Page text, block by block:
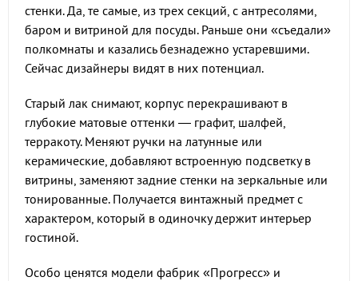
стенки. Да, те самые, из трех секций, с антресолями,
баром и витриной для посуды. Раньше они «съедали»
полкомнаты и казались безнадежно устаревшими.
Сейчас дизайнеры видят в них потенциал.
Старый лак снимают, корпус перекрашивают в
глубокие матовые оттенки — графит, шалфей,
терракоту. Меняют ручки на латунные или
керамические, добавляют встроенную подсветку в
витрины, заменяют задние стенки на зеркальные или
тонированные. Получается винтажный предмет с
характером, который в одиночку держит интерьер
гостиной.
Особо ценятся модели фабрик «Прогресс» и